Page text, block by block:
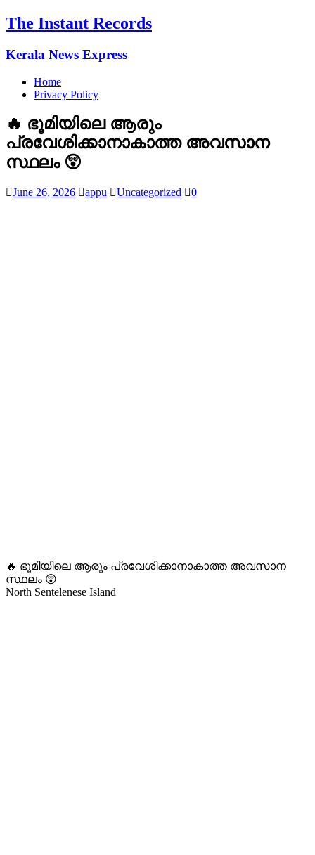
The Instant Records
Kerala News Express
Home
Privacy Policy
🔥 ഭൂമിയിലെ ആരും
പ്രവേശിക്കാനാകാത്ത അവസാന
സ്ഥലം 😲
June 26, 2026 appu Uncategorized 0
🔥 ഭൂമിയിലെ ആരും പ്രവേശിക്കാനാകാത്ത അവസാന
സ്ഥലം 😲
North Sentelenese Island